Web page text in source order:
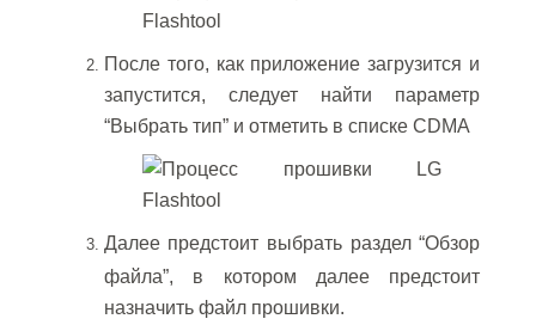
После того, как приложение загрузится и
запустится, следует найти параметр
“Выбрать тип” и отметить в списке CDMA
Далее предстоит выбрать раздел “Обзор
файла”, в котором далее предстоит
назначить файл прошивки.